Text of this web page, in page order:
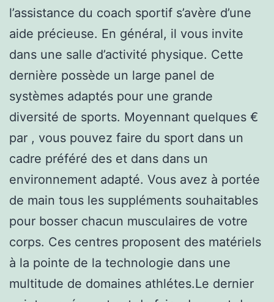
l’assistance du coach sportif s’avère d’une
aide précieuse. En général, il vous invite
dans une salle d’activité physique. Cette
dernière possède un large panel de
systèmes adaptés pour une grande
diversité de sports. Moyennant quelques €
par , vous pouvez faire du sport dans un
cadre préféré des et dans dans un
environnement adapté. Vous avez à portée
de main tous les suppléments souhaitables
pour bosser chacun musculaires de votre
corps. Ces centres proposent des matériels
à la pointe de la technologie dans une
multitude de domaines athlétes.Le dernier